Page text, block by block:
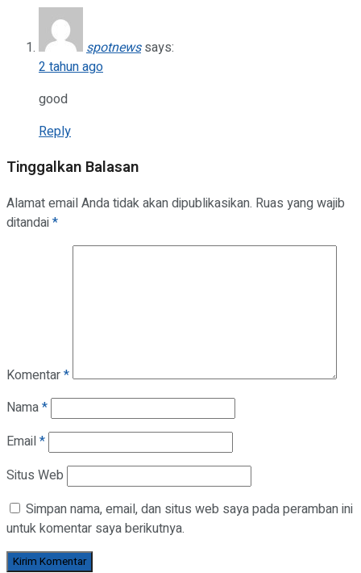
spotnews says:
2 tahun ago
good
Reply
Tinggalkan Balasan
Alamat email Anda tidak akan dipublikasikan. Ruas yang wajib
ditandai*
Komentar*
Nama*
Email*
Situs Web
Simpan nama, email, dan situs web saya pada peramban ini
untuk komentar saya berikutnya.